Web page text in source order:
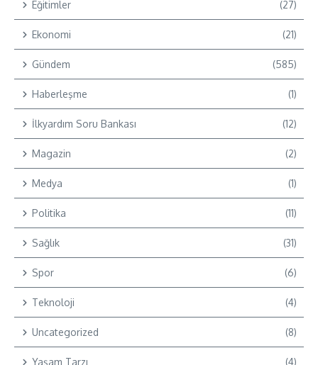
Eğitimler (27)
Ekonomi (21)
Gündem (585)
Haberleşme (1)
İlkyardım Soru Bankası (12)
Magazin (2)
Medya (1)
Politika (11)
Sağlık (31)
Spor (6)
Teknoloji (4)
Uncategorized (8)
Yaşam Tarzı (4)